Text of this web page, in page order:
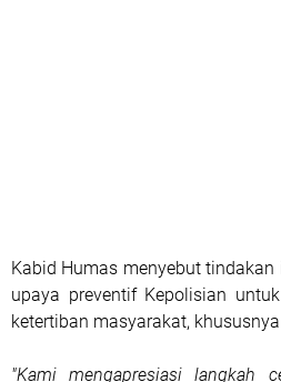
Kabid Humas menyebut
upaya preventif Kepolisian
ketertiban masyarakat,
"Kami mengapresiasi langkah